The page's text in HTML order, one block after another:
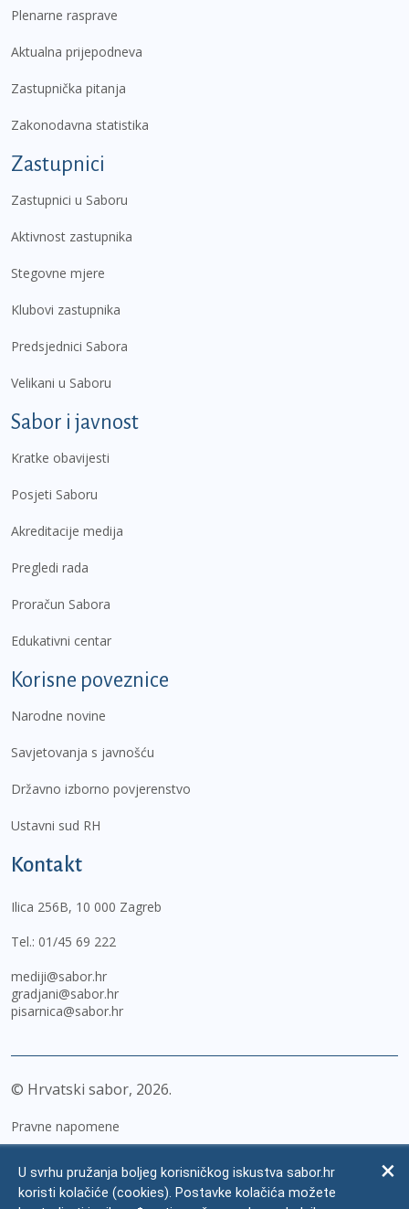
Plenarne rasprave
Aktualna prijepodneva
Zastupnička pitanja
Zakonodavna statistika
Zastupnici
Zastupnici u Saboru
Aktivnost zastupnika
Stegovne mjere
Klubovi zastupnika
Predsjednici Sabora
Velikani u Saboru
Sabor i javnost
Kratke obavijesti
Posjeti Saboru
Akreditacije medija
Pregledi rada
Proračun Sabora
Edukativni centar
Korisne poveznice
Narodne novine
Savjetovanja s javnošću
Državno izborno povjerenstvo
Ustavni sud RH
Kontakt
Ilica 256B, 10 000 Zagreb
Tel.: 01/45 69 222
mediji@sabor.hr
gradjani@sabor.hr
pisarnica@sabor.hr
© Hrvatski sabor, 2026
Pravne napomene
Zaštita osobnih podataka
U svrhu pružanja boljeg korisničkog iskustva sabor.hr
koristi kolačiće (cookies). Postavke kolačića možete